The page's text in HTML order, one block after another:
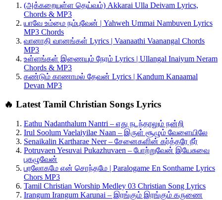
(அக்கறையுள்ள தெய்வம்) Akkarai Ulla Deivam Lyrics,
Chords & MP3
யாவே உம்மை நம்புவேன் | Yahweh Ummai Nambuven Lyrics
MP3 Chords
வானாதி வானங்கள் Lyrics | Vaanaathi Vaanangal Chords
MP3
உள்ளங்கள் இணையும் நேரம் Lyrics | Ullangal Inaiyum Neram
Chords & MP3
கண்டும் காணாமல் தேவன் Lyrics | Kandum Kanaamal
Devan MP3
🔥 Latest Tamil Christian Songs Lyrics
Eathu Nadanthalum Nantri – எது நடந்தாலும் நன்றி
Irul Soolum Vaelaiyilae Naan – இருள் சூழும் வேளையிலே
Senaikalin Kartharae Neer – சேனைகளின் கர்த்தரே நீர்
Potruvaen Yesuvai Pukazhuvaen – போற்றுவேன் இயேசுவை
புகழுவேன்
பரலோகமே என் சொந்தமே | Paralogame En Sonthame Lyrics
Chors MP3
Tamil Christian Worship Medley 03 Christian Song Lyrics
Irangum Irangum Karunai – இரங்கும் இரங்கும் கருணை